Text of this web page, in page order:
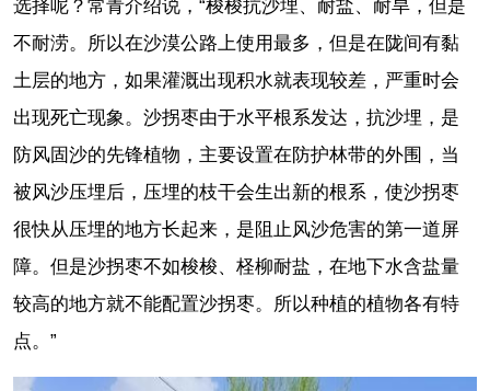
选择呢？常青介绍说，“梭梭抗沙埋、耐盐、耐旱，但是
不耐涝。所以在沙漠公路上使用最多，但是在陇间有黏
土层的地方，如果灌溉出现积水就表现较差，严重时会
出现死亡现象。沙拐枣由于水平根系发达，抗沙埋，是
防风固沙的先锋植物，主要设置在防护林带的外围，当
被风沙压埋后，压埋的枝干会生出新的根系，使沙拐枣
很快从压埋的地方长起来，是阻止风沙危害的第一道屏
障。但是沙拐枣不如梭梭、柽柳耐盐，在地下水含盐量
较高的地方就不能配置沙拐枣。所以种植的植物各有特
点。”